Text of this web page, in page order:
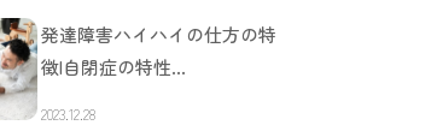
発達障害ハイハイの仕方の特
徴|自閉症の特性…
2023.12.28